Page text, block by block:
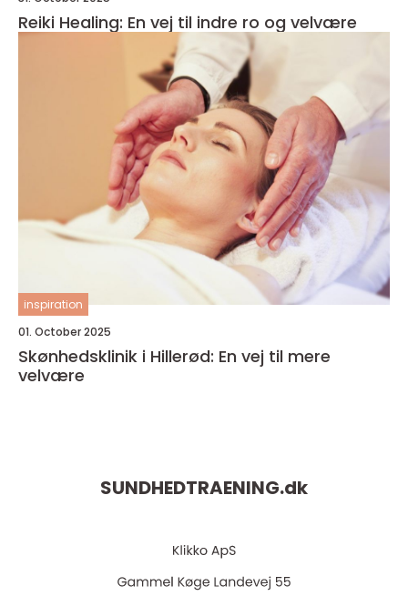
Reiki Healing: En vej til indre ro og velvære
inspiration
01. October 2025
Skønhedsklinik i Hillerød: En vej til mere
velvære
SUNDHEDTRAENING.dk